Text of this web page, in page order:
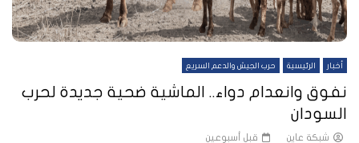
أخبار الرئيسية حرب الجيش والدعم السريع
نفوق وانعدام دواء.. الماشية ضحية جديدة لحرب
السودان
شبكة عاين قبل أسبوعين